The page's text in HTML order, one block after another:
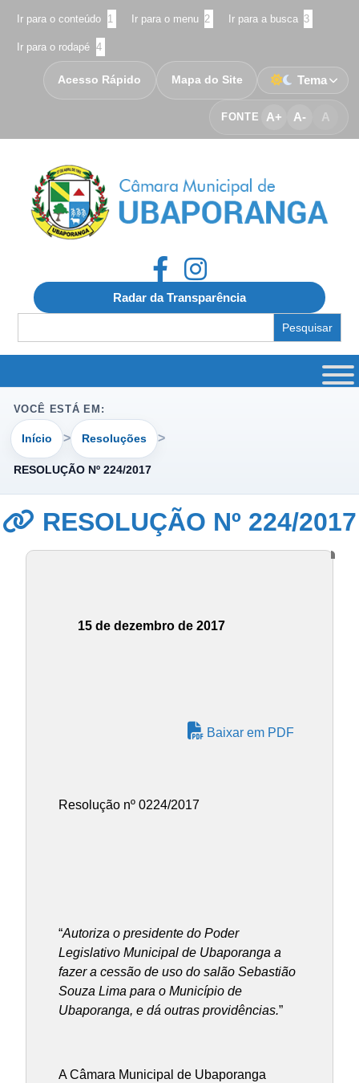
Ir para o conteúdo 1 Ir para o menu 2 Ir para a busca 3
Ir para o rodapé 4
FONTE A+ A- A
Acesso Rápido Mapa do Site Tema
Radar da Transparência
for:
VOCÊ ESTÁ EM:
Início Resoluções
RESOLUÇÃO Nº 224/2017
RESOLUÇÃO Nº 224/2017
15 de dezembro de 2017
Baixar em PDF
Resolução nº 0224/2017
“Autoriza o presidente do Poder
Legislativo Municipal de Ubaporanga a
fazer a cessão de uso do salão Sebastião
Souza Lima para o Município de
Ubaporanga, e dá outras providências.”
A Câmara Municipal de Ubaporanga